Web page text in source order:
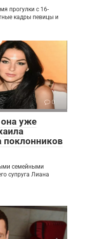
прогулки с 16-
кадры певицы и
0
уже
поклонников
семейными
супруга Лиана